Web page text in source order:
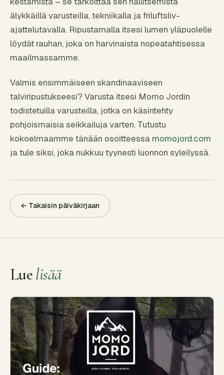
älykkäillä varusteilla, tekniikalla ja friluftsliv-
ajattelutavalla. Ripustamalla itsesi lumen yläpuolelle
löydät rauhan, joka on harvinaista nopeatahtisessa
maailmassamme.
Valmis ensimmäiseen skandinaaviseen
talviripustukseesi? Varusta itsesi Momo Jordin
todistetuilla varusteilla, jotka on käsintehty
pohjoismaisia seikkailuja varten. Tutustu
kokoelmaamme tänään osoitteessa momojord.com
ja tule siksi, joka nukkuu tyynesti luonnon syleilyssä.
← Takaisin päiväkirjaan
Luelisää